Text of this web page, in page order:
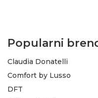
Popularni
Claudia Donatelli
Comfort by Lusso
DFT